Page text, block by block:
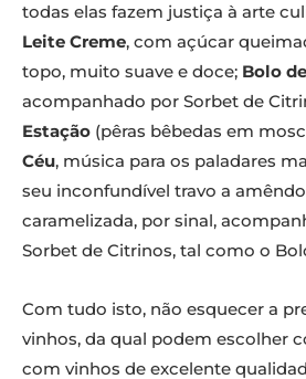
todas elas fazem justiça à arte
Leite Creme, com açúcar
topo, muito suave e doce; Bolo
acompanhado por Sorbet de
Estação (pêras bêbedas em
Céu, música para os paladares
seu inconfundível travo a
caramelizada, por sinal,
Sorbet de Citrinos, tal como o
Com tudo isto, não esquecer a
vinhos, da qual podem escolher
com vinhos de excelente